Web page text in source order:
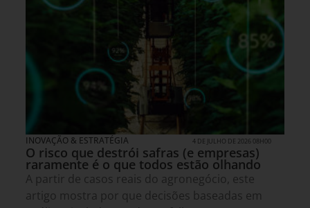
INOVAÇÃO & ESTRATÉGIA 4 DE JULHO DE 2026 08H00
O risco que destrói safras (e empresas)
raramente é o que todos estão olhando
A partir de casos reais do agronegócio, este
artigo mostra por que decisões baseadas em